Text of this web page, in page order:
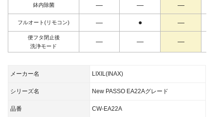
鉢内除菌 ― ― ―
フルオート(リモコン) ― ● ―
便フタ 閉止後
洗浄モード
― ― ―
メーカー名 LIXIL(INAX)
シリーズ名 New PASSO EA22Aグレード
品番 CW-EA22A